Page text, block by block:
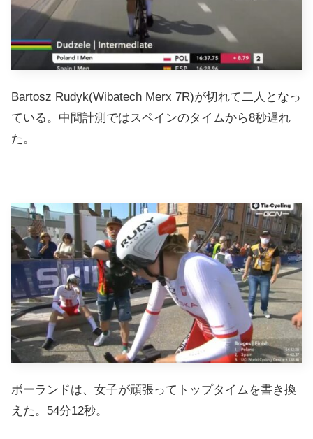
Bartosz Rudyk(Wibatech Merx 7R)が切れて二人となっ
ている。中間計測ではスペインのタイムから8秒遅れ
た。
ボーランドは、女子が頑張ってトップタイムを書き換
えた。54分12秒。